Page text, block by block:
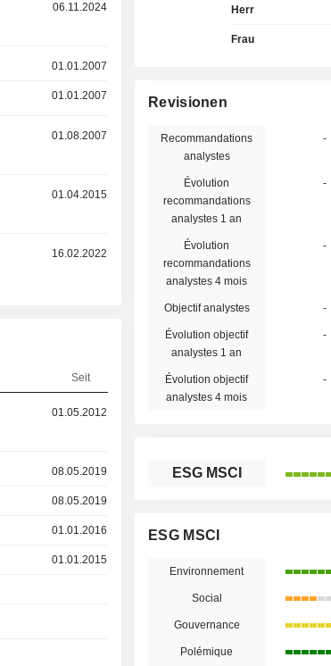
06.11.2024
01.01.2007
01.01.2007
01.08.2007
01.04.2015
16.02.2022
Seit
01.05.2012
08.05.2019
08.05.2019
01.01.2016
01.01.2015
Herr
Frau
Revisionen
Recommandations
analystes
-
Évolution
recommandations
analystes 1 an
-
Évolution
recommandations
analystes 4 mois
-
Objectif analystes -
Évolution objectif
analystes 1 an
-
Évolution objectif
analystes 4 mois
-
ESG MSCI
ESG MSCI
Environnement
Social
Gouvernance
Polémique